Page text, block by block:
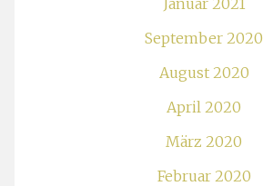
Januar 2021
September 2020
August 2020
April 2020
März 2020
Februar 2020